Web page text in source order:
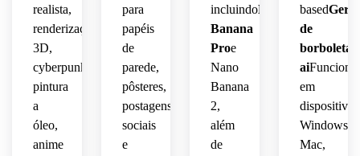
fotografia
da
vida
selvagem.
cinematográfica.visual
detalhada
dramática
do
aro,
estética
inteligente
da
máquina,
arejado,
paleta
composição
arquivística
centrada,
texturas
luminosas,
artesanal,
humor
decorativo
moderno,
realista,
renderização
3D,
cyberpunk,
pintura
a
óleo,
anime
para
papéis
de
parede,
pôsteres,
postagens
sociais
e
incluindoNano
Banana
Proe
Nano
Banana
2,
além
de
based
de
borboleta
aiFunciona
em
dispositivos
Windows,
Mac,